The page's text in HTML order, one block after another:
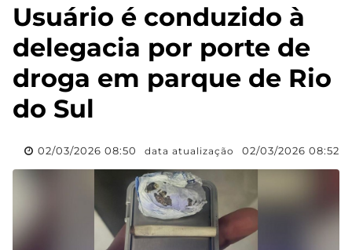
Usuário é conduzido à
delegacia por porte de
droga em parque de Rio
do Sul
02/03/2026 08:50 data atualização 02/03/2026 08:52